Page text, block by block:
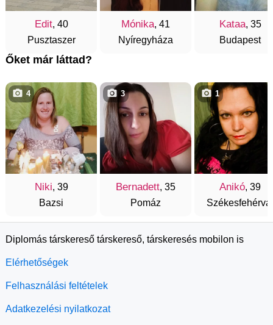
Edit, 40
Pusztaszer
Mónika, 41
Nyíregyháza
Kataa, 35
Budapest
Őket már láttad?
Niki, 39
Bazsi
4
Bernadett, 35
Pomáz
3
Anikó, 39
1
Diplomás társkereső társkereső, társkeresés mobilon is
Elérhetőségek
Felhasználási feltételek
Adatkezelési nyilatkozat